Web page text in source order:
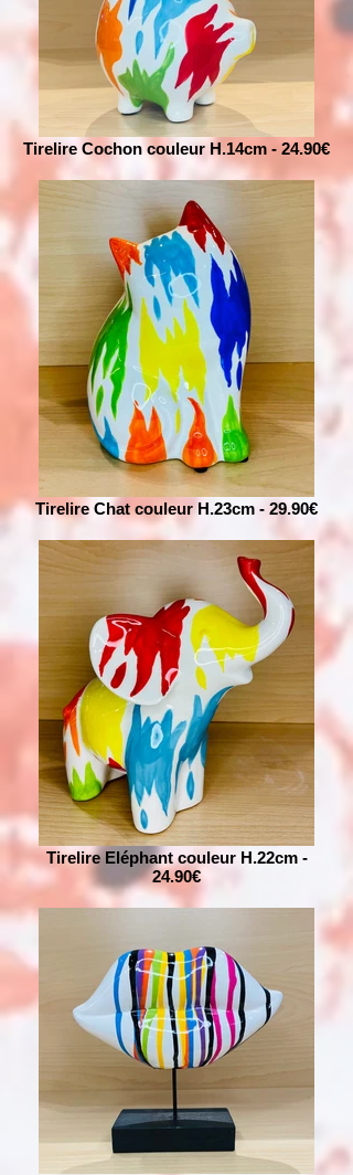
Tirelire Cochon couleur H.14cm - 24.90€
Tirelire Chat couleur H.23cm - 29.90€
Tirelire Eléphant couleur H.22cm -
24.90€